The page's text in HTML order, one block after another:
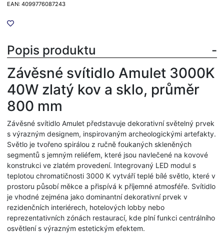
EAN: 4099776087243
Popis produktu
Závěsné svítidlo Amulet 3000K
40W zlatý kov a sklo, průměr
800 mm
Závěsné svítidlo Amulet představuje dekorativní světelný prvek
s výrazným designem, inspirovaným archeologickými artefakty.
Světlo je tvořeno spirálou z ručně foukaných skleněných
segmentů s jemným reliéfem, které jsou navlečené na kovové
konstrukci ve zlatém provedení. Integrovaný LED modul s
teplotou chromatičnosti 3000 K vytváří teplé bílé světlo, které v
prostoru působí měkce a přispívá k příjemné atmosféře. Svítidlo
je vhodné zejména jako dominantní dekorativní prvek v
rezidenčních interiérech, hotelových lobby nebo
reprezentativních zónách restaurací, kde plní funkci centrálního
osvětlení s výrazným estetickým efektem.